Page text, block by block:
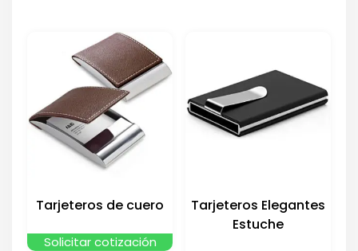
Tarjeteros de cuero
Solicitar cotización
Tarjeteros Elegantes
Estuche